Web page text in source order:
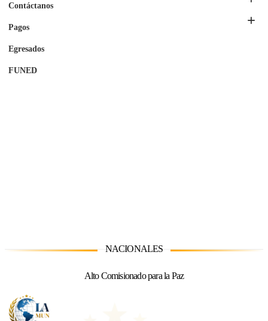
Contáctanos
Pagos
Egresados
FUNED
NACIONALES
Alto Comisionado para la Paz